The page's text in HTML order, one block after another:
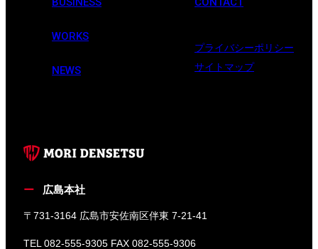
WORKS
NEWS
プライバシーポリシー
サイトマップ
広島本社
〒731-3164 広島市安佐南区伴東 7-21-41
TEL 082-555-9305 FAX 082-555-9306